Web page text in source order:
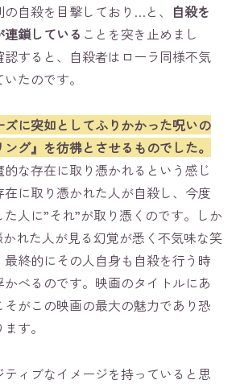
自殺を目撃しており…と、 自殺を
鎖している ことを突き止めまし
すると、自殺者はローラ同様不気
たのです。
ズに突如としてふりかかった呪いの
グ』を彷彿とさせるものでした。
な存在に取り憑かれるという感じ
に取り憑かれた人が自殺し、今度
人に”それ”が取り憑くのです。しか
かれた人が見る幻覚が悉く不気味な笑
終的にその人自身も自殺を行う時
べるのです。映画のタイトルにあ
がこの映画の最大の魅力であり恐
す。
ィブなイメージを持っていると思